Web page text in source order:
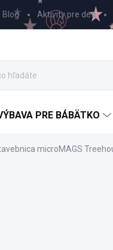
Blog Aktivity pre deti
PRE BÁBÄTKO
microMAGS